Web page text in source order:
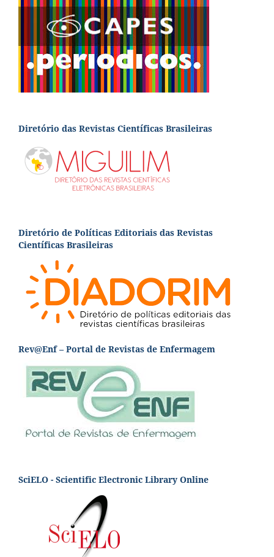
Diretório das Revistas Científicas Brasileiras
Diretório de Políticas Editoriais das Revistas
Científicas Brasileiras
Rev@Enf – Portal de Revistas de Enfermagem
SciELO - Scientific Electronic Library Online